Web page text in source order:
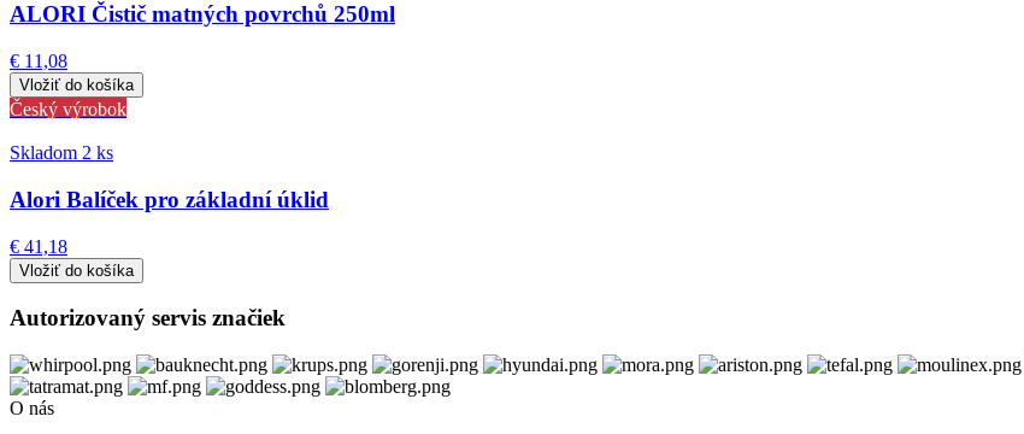
ALORI Čistič matných povrchů 250ml
€ 11,08
Český výrobok
Skladom 2 ks
Alori Balíček pro základní úklid
€ 41,18
Autorizovaný servis značiek
O nás